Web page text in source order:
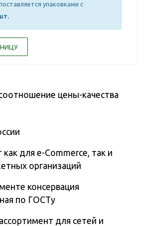
упаковками с
цены-качества
для e-Commerce, так и
организаций
консервация
по ГОСТу
для сетей и